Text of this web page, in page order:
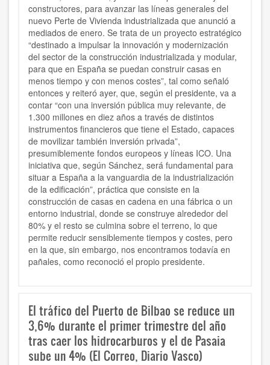
constructores, para avanzar las líneas generales del
nuevo Perte de Vivienda industrializada que anunció a
mediados de enero. Se trata de un proyecto estratégico
“destinado a impulsar la innovación y modernización
del sector de la construcción industrializada y modular,
para que en España se puedan construir casas en
menos tiempo y con menos costes”, tal como señaló
entonces y reiteró ayer, que, según el presidente, va a
contar “con una inversión pública muy relevante, de
1.300 millones en diez años a través de distintos
instrumentos financieros que tiene el Estado, capaces
de movilizar también inversión privada”,
presumiblemente fondos europeos y líneas ICO. Una
iniciativa que, según Sánchez, será fundamental para
situar a España a la vanguardia de la industrialización
de la edificación”, práctica que consiste en la
construcción de casas en cadena en una fábrica o un
entorno industrial, donde se construye alrededor del
80% y el resto se culmina sobre el terreno, lo que
permite reducir sensiblemente tiempos y costes, pero
en la que, sin embargo, nos encontramos todavía en
pañales, como reconoció el propio presidente.
El tráfico del Puerto de Bilbao se reduce un
3,6% durante el primer trimestre del año
tras caer los hidrocarburos y el de Pasaia
sube un 4% (El Correo, Diario Vasco)